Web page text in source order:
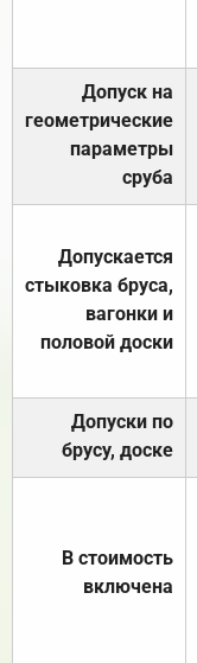
Допуск на
геометрические
параметры
сруба
Допускается
стыковка бруса,
вагонки и
половой доски
Допуски по
брусу, доске
В стоимость
включена